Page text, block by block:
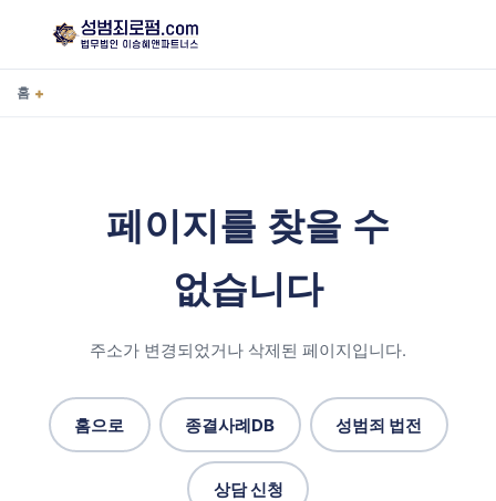
홈 +
페이지를 찾을 수
없습니다
주소가 변경되었거나 삭제된 페이지입니다.
홈으로 종결사례DB 성범죄 법전
상담 신청